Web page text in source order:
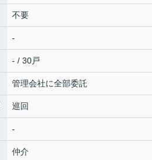
不要
-
- / 30戸
管理会社に全部委託
巡回
-
仲介